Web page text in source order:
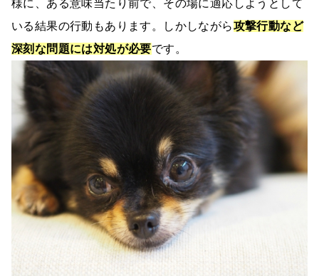
様に、ある意味当たり前で、その場に適応しようとして
いる結果の行動もあります。しかしながら攻撃行動など
深刻な問題には対処が必要です。